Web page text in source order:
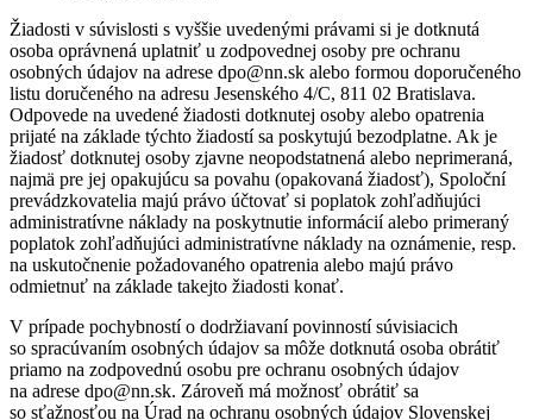
Žiadosti v súvislosti s vyššie uvedenými právami si je dotknutá
osoba oprávnená uplatniť u zodpovednej osoby pre ochranu
osobných údajov na adrese dpo@nn.sk alebo formou doporučeného
listu doručeného na adresu Jesenského 4/C, 811 02 Bratislava.
Odpovede na uvedené žiadosti dotknutej osoby alebo opatrenia
prijaté na základe týchto žiadostí sa poskytujú bezodplatne. Ak je
žiadosť dotknutej osoby zjavne neopodstatnená alebo neprimeraná,
najmä pre jej opakujúcu sa povahu (opakovaná žiadosť), Spoloční
prevádzkovatelia majú právo účtovať si poplatok zohľadňujúci
administratívne náklady na poskytnutie informácií alebo primeraný
poplatok zohľadňujúci administratívne náklady na oznámenie, resp.
na uskutočnenie požadovaného opatrenia alebo majú právo
odmietnuť na základe takejto žiadosti konať.
V prípade pochybností o dodržiavaní povinností súvisiacich
so spracúvaním osobných údajov sa môže dotknutá osoba obrátiť
priamo na zodpovednú osobu pre ochranu osobných údajov
na adrese dpo@nn.sk. Zároveň má možnosť obrátiť sa
so sťažnosťou na Úrad na ochranu osobných údajov Slovenskej